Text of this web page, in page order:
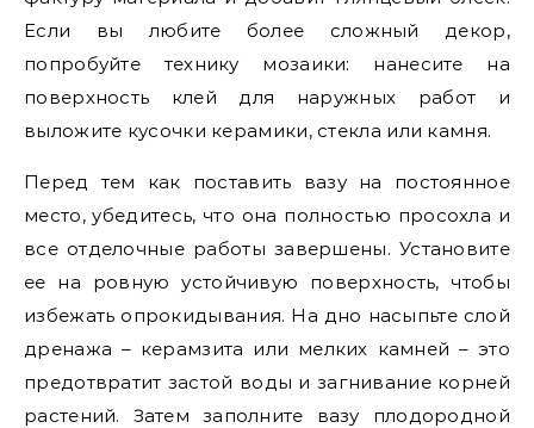
Если вы любите более сложный декор,
попробуйте технику мозаики: нанесите на
поверхность клей для наружных работ и
выложите кусочки керамики, стекла или камня.
Перед тем как поставить вазу на постоянное
место, убедитесь, что она полностью просохла и
все отделочные работы завершены. Установите
ее на ровную устойчивую поверхность, чтобы
избежать опрокидывания. На дно насыпьте слой
дренажа – керамзита или мелких камней – это
предотвратит застой воды и загнивание корней
растений. Затем заполните вазу плодородной